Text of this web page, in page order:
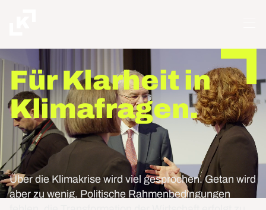
Für Klarheit in
Klimafragen.
Über die Klimakrise wird viel gesprochen. Getan wird
aber zu wenig. Politische Rahmenbedingungen